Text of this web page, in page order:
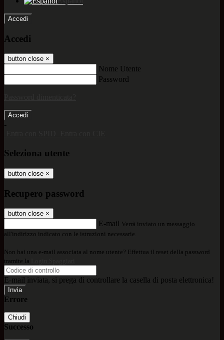
Accedi
Accedi
button close ×
Nome Utente
Password
-
Seleziona utente
button close ×
Recupero password
button close ×
E-mail Verrà inviato un messaggio
all'indirizzo indicato con le istruzioni necessarie.
Non hai una e-mail associata al nome utente? Effettua il reset della password
tramite la
E-mail inviata, si prega di controllare la casella di posta elettronica!
Errore
Chiudi
Successo